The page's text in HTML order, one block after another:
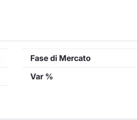
Fase di Mercato
Var %